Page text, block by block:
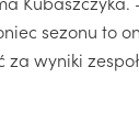
sezonu to
wyniki